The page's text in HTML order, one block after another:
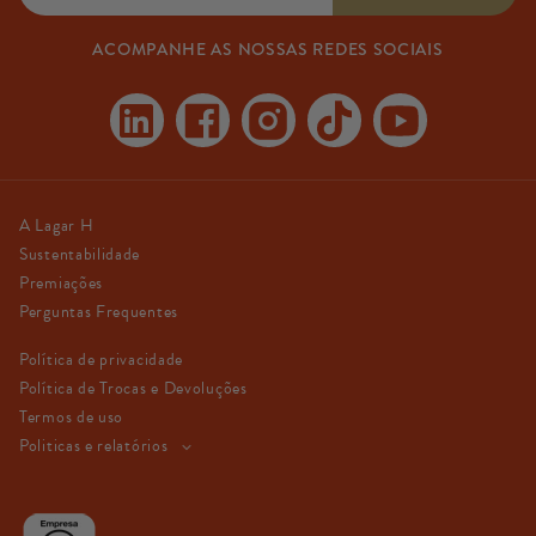
ACOMPANHE AS NOSSAS REDES SOCIAIS
LinkedinFacebookInstagramTikTok YouTube
A Lagar H
Sustentabilidade
Premiações
Perguntas Frequentes
Política de privacidade
Política de Trocas e Devoluções
Termos de uso
Politicas e relatórios